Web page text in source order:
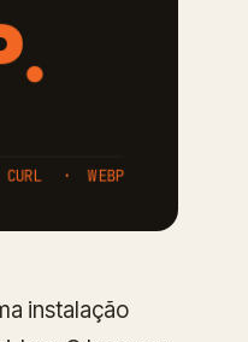
instalação